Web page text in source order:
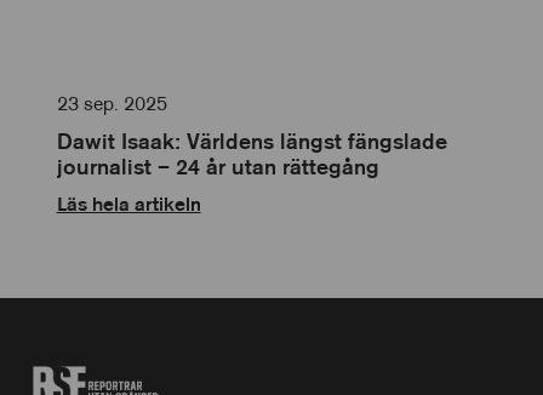
23 sep. 2025
Dawit Isaak: Världens längst fängslade
journalist – 24 år utan rättegång
Läs hela artikeln